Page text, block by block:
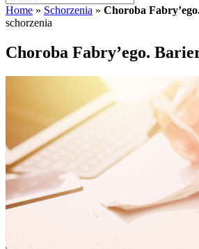
Home » Schorzenia » Choroba
schorzenia
Choroba Fabry’ego.